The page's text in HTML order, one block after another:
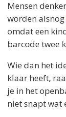
Mensen
worden alsnog
omdat een
barcode twee
Wie dan het
klaar heeft,
je in het
niet snapt wat